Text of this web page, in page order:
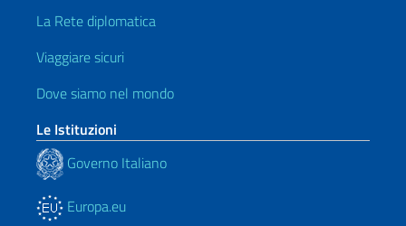
La Rete diplomatica
Viaggiare sicuri
Dove siamo nel mondo
Le Istituzioni
Governo Italiano
Europa.eu